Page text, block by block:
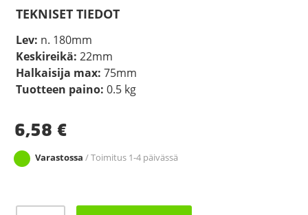
TEKNISET TIEDOT
Lev: n. 180mm
Keskireikä: 22mm
Halkaisija max: 75mm
Tuotteen paino: 0.5 kg
6,58 €
Varastossa / Toimitus 1-4 päivässä